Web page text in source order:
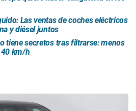
Las ventas de coches eléctricos
y diésel juntos
tiene secretos tras filtrarse: menos
km/h